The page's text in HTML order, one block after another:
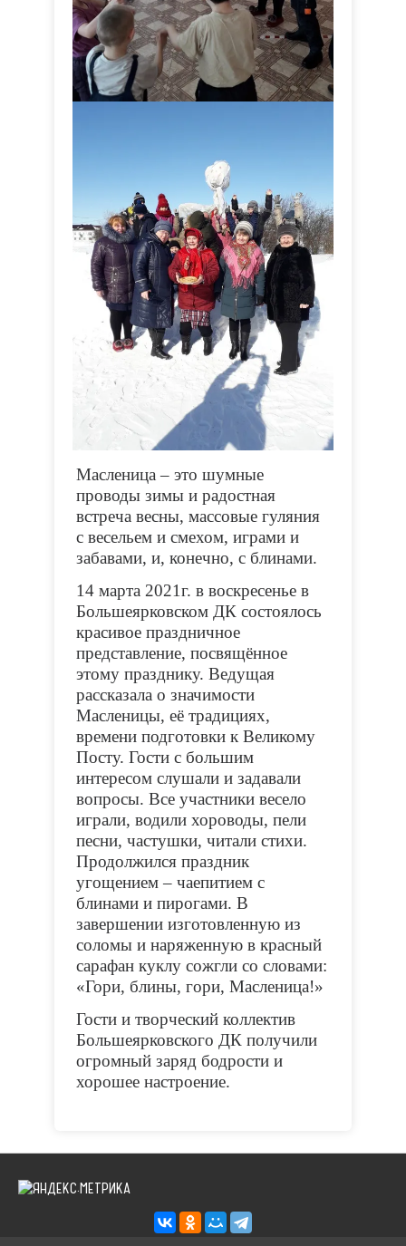
Масленица – это шумные
проводы зимы и радостная
встреча весны, массовые гуляния
с весельем и смехом, играми и
забавами, и, конечно, с блинами.
14 марта 2021г. в воскресенье в
Большеярковском ДК состоялось
красивое праздничное
представление, посвящённое
этому празднику. Ведущая
рассказала о значимости
Масленицы, её традициях,
времени подготовки к Великому
Посту. Гости с большим
интересом слушали и задавали
вопросы. Все участники весело
играли, водили хороводы, пели
песни, частушки, читали стихи.
Продолжился праздник
угощением – чаепитием с
блинами и пирогами. В
завершении изготовленную из
соломы и наряженную в красный
сарафан куклу сожгли со словами:
«Гори, блины, гори, Масленица!»
Гости и творческий коллектив
Большеярковского ДК получили
огромный заряд бодрости и
хорошее настроение.